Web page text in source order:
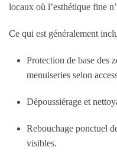
locaux où l’esthétique fine
Ce qui est généralement
Protection de base des
menuiseries selon
Dépoussiérage et
Rebouchage ponctuel
visibles.